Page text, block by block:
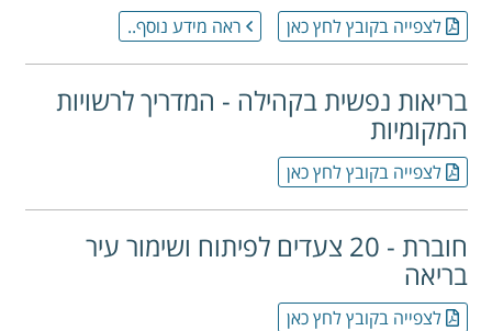
לצפייה בקובץ לחץ כאן ראה מידע נוסף..
בריאות נפשית בקהילה - המדריך לרשויות
המקומיות
לצפייה בקובץ לחץ כאן
חוברת - 20 צעדים לפיתוח ושימור עיר
בריאה
לצפייה בקובץ לחץ כאן